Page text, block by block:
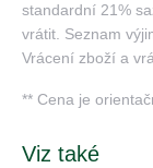
standardní 21%
vrátit. Seznam
Vrácení zboží a
** Cena je
Viz také